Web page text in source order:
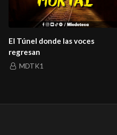
El Túnel donde las voces
regresan
MDTK1